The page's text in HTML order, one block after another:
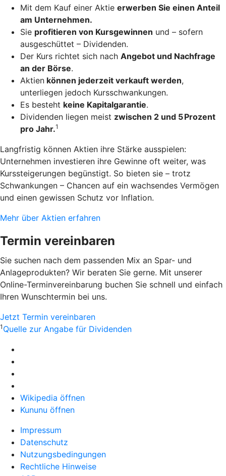
Mit dem Kauf einer Aktie erwerben Sie einen Anteil
am Unternehmen.
Sie profitieren von Kursgewinnen und – sofern
ausgeschüttet – Dividenden.
Der Kurs richtet sich nach Angebot und Nachfrage
an der Börse.
Aktien können jederzeit verkauft werden,
unterliegen jedoch Kursschwankungen.
Es besteht keine Kapitalgarantie.
Dividenden liegen meist zwischen 2 und 5 Prozent
pro Jahr.1
Langfristig können Aktien ihre Stärke ausspielen:
Unternehmen investieren ihre Gewinne oft weiter, was
Kurssteigerungen begünstigt. So bieten sie – trotz
Schwankungen – Chancen auf ein wachsendes Vermögen
und einen gewissen Schutz vor Inflation.
Mehr über Aktien erfahren
Termin vereinbaren
Sie suchen nach dem passenden Mix an Spar- und
Anlageprodukten? Wir beraten Sie gerne. Mit unserer
Online-Terminvereinbarung buchen Sie schnell und einfach
Ihren Wunschtermin bei uns.
Jetzt Termin vereinbaren
1 Quelle zur Angabe für Dividenden
Wikipedia öffnen
Kununu öffnen
Impressum
Datenschutz
Nutzungsbedingungen
Rechtliche Hinweise